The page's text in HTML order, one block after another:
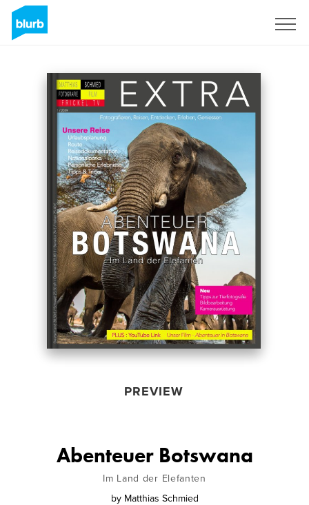
PREVIEW
Abenteuer Botswana
Im Land der Elefanten
by Matthias Schmied